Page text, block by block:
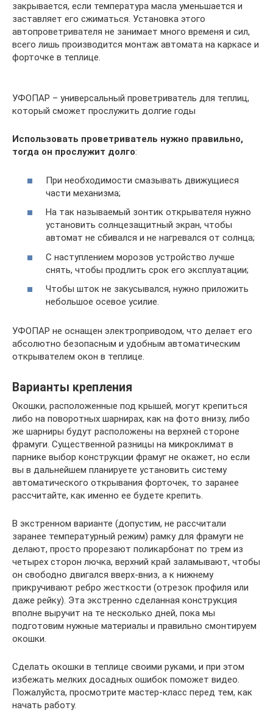
закрывается, если температура масла уменьшается и
заставляет его сжиматься. Установка этого
автопроветривателя не занимает много временя и сил,
всего лишь производится монтаж автомата на каркасе и
форточке в теплице.
УФОПАР – универсальный проветриватель для теплиц,
который сможет прослужить долгие годы
Использовать проветриватель нужно правильно,
тогда он прослужит долго:
При необходимости смазывать движущиеся
части механизма;
На так называемый зонтик открывателя нужно
установить солнцезащитный экран, чтобы
автомат не сбивался и не нагревался от солнца;
С наступлением морозов устройство лучше
снять, чтобы продлить срок его эксплуатации;
Чтобы шток не закусывался, нужно приложить
небольшое осевое усилие.
УФОПАР не оснащен электроприводом, что делает его
абсолютно безопасным и удобным автоматическим
открывателем окон в теплице.
Варианты крепления
Окошки, расположенные под крышей, могут крепиться
либо на поворотных шарнирах, как на фото внизу, либо
же шарниры будут расположены на верхней стороне
фрамуги. Существенной разницы на микроклимат в
парнике выбор конструкции фрамуг не окажет, но если
вы в дальнейшем планируете установить систему
автоматического открывания форточек, то заранее
рассчитайте, как именно ее будете крепить.
В экстренном варианте (допустим, не рассчитали
заранее температурный режим) рамку для фрамуги не
делают, просто прорезают поликарбонат по трем из
четырех сторон лючка, верхний край заламывают, чтобы
он свободно двигался вверх-вниз, а к нижнему
прикручивают ребро жесткости (отрезок профиля или
даже рейку). Эта экстренно сделанная конструкция
вполне выручит на те несколько дней, пока мы
подготовим нужные материалы и правильно смонтируем
окошки.
Сделать окошки в теплице своими руками, и при этом
избежать мелких досадных ошибок поможет видео.
Пожалуйста, просмотрите мастер-класс перед тем, как
начать работу.